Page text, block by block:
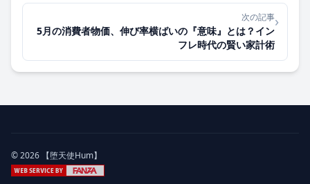
次の記事
5月の消費者物価、伸び率横ばいの『意味』とは？イン
フレ時代の賢い家計術
›
© 2026 【堕天使Hum】